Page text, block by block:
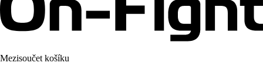
Mezisoučet košíku